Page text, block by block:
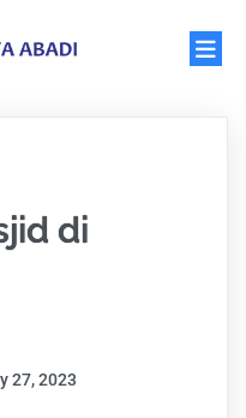
di
27, 2023